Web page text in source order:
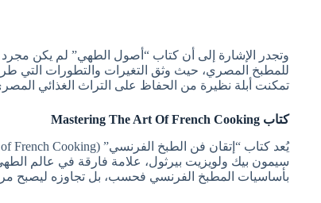
وتجدر الإشارة إلى أن كتاب “أصول الطهي” لم يكن
للمطبخ المصري، حيث وثق التغيرات والتطورات التي
تمكنت أبلة نظيرة من الحفاظ على التراث الغذائي
كتاب Mastering The Art Of French Cooking
سيمون بيك ولويزيت بيرثول، علامة فارقة في عالم
بأساسيات المطبخ الفرنسي فحسب، بل تجاوزه ليصبح